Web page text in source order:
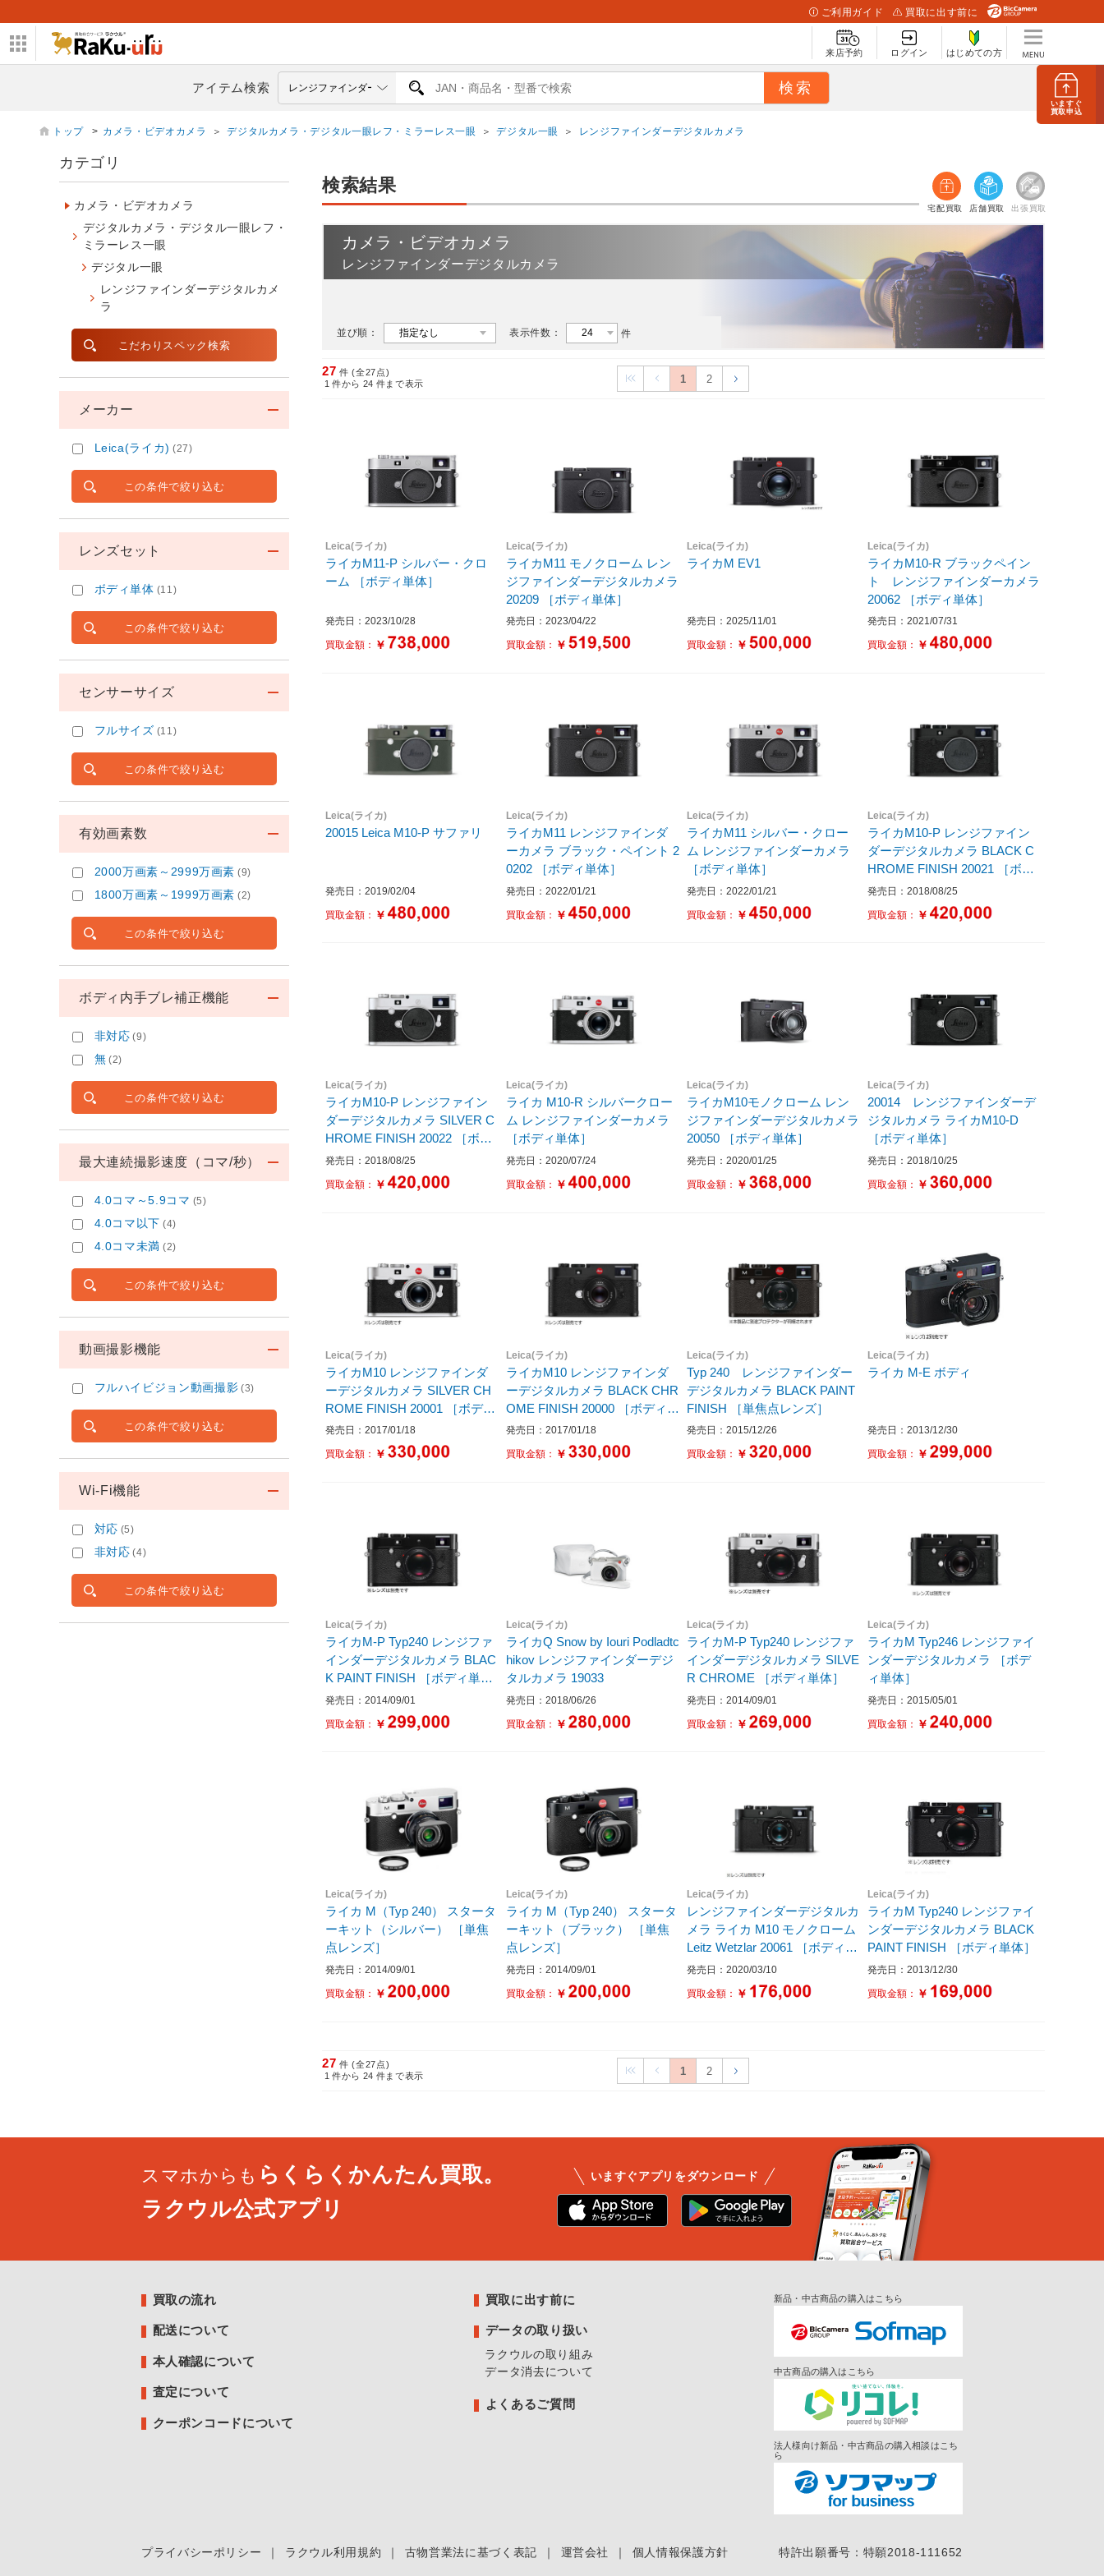
いますぐ
買取申込
ご利用ガイド 買取に出す前に
来店予約 ログイン はじめての方
アイテム検索
トップ > カメラ・ビデオカメラ ＞ デジタルカメラ・デジタル一眼レフ・ミラーレス一眼 ＞ デジタル一眼 ＞ レンジファインダーデジタルカメラ
検索結果
宅配買取 店舗買取 出張買取
カメラ・ビデオカメラ
レンジファインダーデジタルカメラ
並び順： 表示件数： 件
27 件 (全27点)
1 件から 24 件まで表示 1 2
Leica(ライカ)
ライカM11-P シルバー・クロ
ーム ［ボディ単体］
発売日：2023/10/28
買取金額： ￥
Leica(ライカ)
ライカM11 モノクローム レン
ジファインダーデジタルカメラ
20209 ［ボディ単体］
発売日：2023/04/22
買取金額： ￥
Leica(ライカ)
ライカM EV1
発売日：2025/11/01
買取金額： ￥
Leica(ライカ)
ライカM10-R ブラックペイン
ト レンジファインダーカメラ
20062 ［ボディ単体］
発売日：2021/07/31
買取金額： ￥
Leica(ライカ)
20015 Leica M10-P サファリ
発売日：2019/02/04
買取金額： ￥
Leica(ライカ)
ライカM11 レンジファインダ
ーカメラ ブラック・ペイント 2
0202 ［ボディ単体］
発売日：2022/01/21
買取金額： ￥
Leica(ライカ)
ライカM11 シルバー・クロー
ム レンジファインダーカメラ
［ボディ単体］
発売日：2022/01/21
買取金額： ￥
Leica(ライカ)
ライカM10-P レンジファイン
ダーデジタルカメラ BLACK C
HROME FINISH 20021 ［ボデ
ィ単体］
発売日：2018/08/25
買取金額： ￥
Leica(ライカ)
ライカM10-P レンジファイン
ダーデジタルカメラ SILVER C
HROME FINISH 20022 ［ボデ
ィ単体］
発売日：2018/08/25
買取金額： ￥
Leica(ライカ)
ライカ M10-R シルバークロー
ム レンジファインダーカメラ
［ボディ単体］
発売日：2020/07/24
買取金額： ￥
Leica(ライカ)
ライカM10モノクローム レン
ジファインダーデジタルカメラ
20050 ［ボディ単体］
発売日：2020/01/25
買取金額： ￥
Leica(ライカ)
20014 レンジファインダーデ
ジタルカメラ ライカM10-D
［ボディ単体］
発売日：2018/10/25
買取金額： ￥
Leica(ライカ)
ライカM10 レンジファインダ
ーデジタルカメラ SILVER CH
ROME FINISH 20001 ［ボディ
単体］
発売日：2017/01/18
買取金額： ￥
Leica(ライカ)
ライカM10 レンジファインダ
ーデジタルカメラ BLACK CHR
OME FINISH 20000 ［ボディ単
体］
発売日：2017/01/18
買取金額： ￥
Leica(ライカ)
Typ 240 レンジファインダー
デジタルカメラ BLACK PAINT
FINISH ［単焦点レンズ］
発売日：2015/12/26
買取金額： ￥
Leica(ライカ)
ライカ M-E ボディ
発売日：2013/12/30
買取金額： ￥
Leica(ライカ)
ライカM-P Typ240 レンジファ
インダーデジタルカメラ BLAC
K PAINT FINISH ［ボディ単
体］
発売日：2014/09/01
買取金額： ￥
Leica(ライカ)
ライカQ Snow by Iouri Podladtc
hikov レンジファインダーデジ
タルカメラ 19033
発売日：2018/06/26
買取金額： ￥
Leica(ライカ)
ライカM-P Typ240 レンジファ
インダーデジタルカメラ SILVE
R CHROME ［ボディ単体］
発売日：2014/09/01
買取金額： ￥
Leica(ライカ)
ライカM Typ246 レンジファイ
ンダーデジタルカメラ ［ボデ
ィ単体］
発売日：2015/05/01
買取金額： ￥
Leica(ライカ)
ライカ M（Typ 240） スタータ
ーキット（シルバー） ［単焦
点レンズ］
発売日：2014/09/01
買取金額： ￥
Leica(ライカ)
ライカ M（Typ 240） スタータ
ーキット（ブラック） ［単焦
点レンズ］
発売日：2014/09/01
買取金額： ￥
Leica(ライカ)
レンジファインダーデジタルカ
メラ ライカ M10 モノクローム
Leitz Wetzlar 20061 ［ボディ単
体］
発売日：2020/03/10
買取金額： ￥
Leica(ライカ)
ライカM Typ240 レンジファイ
ンダーデジタルカメラ BLACK
PAINT FINISH ［ボディ単体］
発売日：2013/12/30
買取金額： ￥
27 件 (全27点)
1 件から 24 件まで表示 1 2
カテゴリ
カメラ・ビデオカメラ
デジタルカメラ・デジタル一眼レフ・
ミラーレス一眼
デジタル一眼
レンジファインダーデジタルカメ
ラ
こだわりスペック検索
メーカー
Leica(ライカ) (27)
この条件で絞り込む
レンズセット
ボディ単体 (11)
この条件で絞り込む
センサーサイズ
フルサイズ (11)
この条件で絞り込む
有効画素数
2000万画素～2999万画素 (9)
1800万画素～1999万画素 (2)
この条件で絞り込む
ボディ内手ブレ補正機能
非対応 (9)
無 (2)
この条件で絞り込む
最大連続撮影速度（コマ/秒）
4.0コマ～5.9コマ (5)
4.0コマ以下 (4)
4.0コマ未満 (2)
この条件で絞り込む
動画撮影機能
フルハイビジョン動画撮影 (3)
この条件で絞り込む
Wi-Fi機能
対応 (5)
非対応 (4)
この条件で絞り込む
スマホからも らくらくかんたん買取。
ラクウル公式アプリ
いますぐアプリをダウンロード
買取の流れ
配送について
本人確認について
査定について
クーポンコードについて
買取に出す前に
データの取り扱い
ラクウルの取り組み
データ消去について
よくあるご質問
新品・中古商品の購入はこちら
中古商品の購入はこちら
法人様向け新品・中古商品の購入相談はこち
ら
プライバシーポリシー ｜ ラクウル利用規約 ｜ 古物営業法に基づく表記 ｜ 運営会社 ｜ 個人情報保護方針 特許出願番号：特願2018-111652